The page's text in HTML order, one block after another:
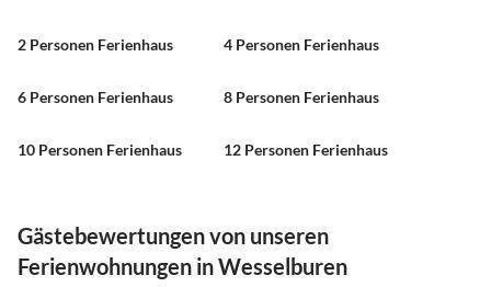
2 Personen Ferienhaus 4 Personen Ferienhaus
6 Personen Ferienhaus 8 Personen Ferienhaus
10 Personen Ferienhaus 12 Personen Ferienhaus
Gästebewertungen von unseren
Ferienwohnungen in Wesselburen